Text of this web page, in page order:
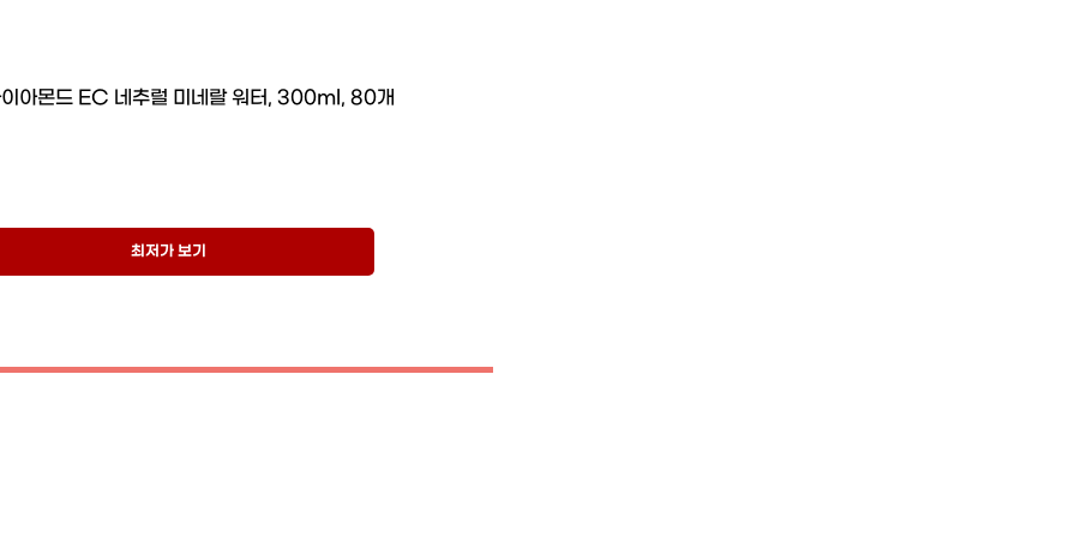
아몬드 EC 네추럴 미네랄 워터, 300ml, 80개
최저가 보기